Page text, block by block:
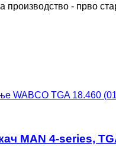
производство - прво
WABCO TGA 18.460
MAN 4-series,